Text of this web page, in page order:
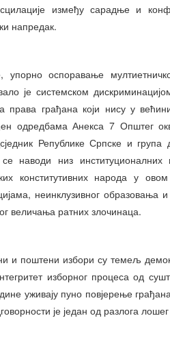
између сарадње и
напредак.
упорно оспоравање
је системском
права грађана који нису у
одредбама Анекса 7 Општег
Републике Српске и
наводи низ
конститутивних народа у
неинклузивног
величања ратних злочинаца.
и поштени избори су темељ
изборног процеса од
уживају пуно повјерење
је један од разлога